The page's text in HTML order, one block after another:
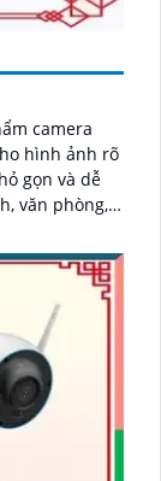
camera
hình ảnh rõ
văn phòng,